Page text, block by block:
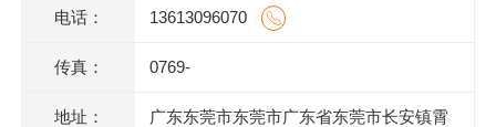
电话： 13613096070
传真： 0769-
地址： 广东东莞市东莞市广东省东莞市长安镇霄